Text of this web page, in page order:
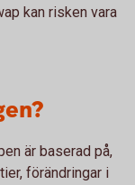
kan risken vara
är baserad på,
förändringar i